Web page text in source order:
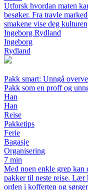
Utforsk hvordan maten
besøker. Fra travle
smakene vise deg
Ingeborg Rydland
Ingeborg
Rydland
Pakk smart: Unngå
Pakk som en proff og
Han
Han
Reise
Pakketips
Ferie
Bagasje
Organisering
7 min
Med noen enkle grep kan
pakker til neste reise. Lær
orden i kofferten og